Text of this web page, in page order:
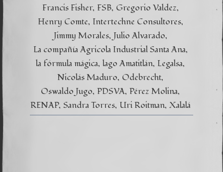
Francis Fisher FSB Gregorio Valdez
Henry Comte Intertechne Consultores
Jimmy Morales Julio Alvarado
La compañía Agricola Industrial Santa Ana
la fórmula mágica lago Amatitlán Legalsa
Nicolás Maduro Odebrecht
Oswaldo Jugo PDSVA Pérez Molina
RENAP Sandra Torres Uri Roitman Xalalá